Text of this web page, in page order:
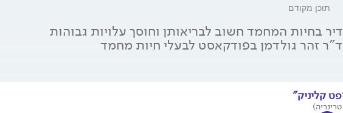
תוכן מקודם
בחיות המחמד חשוב לבריאותן וחוסך עלויות גבוהות
זהר גולדמן בפודקאסט לבעלי חיות מחמד
קליניק"